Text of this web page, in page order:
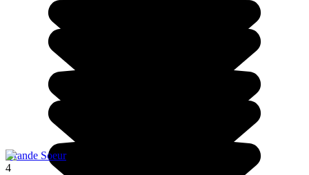
Grande Soeur
4